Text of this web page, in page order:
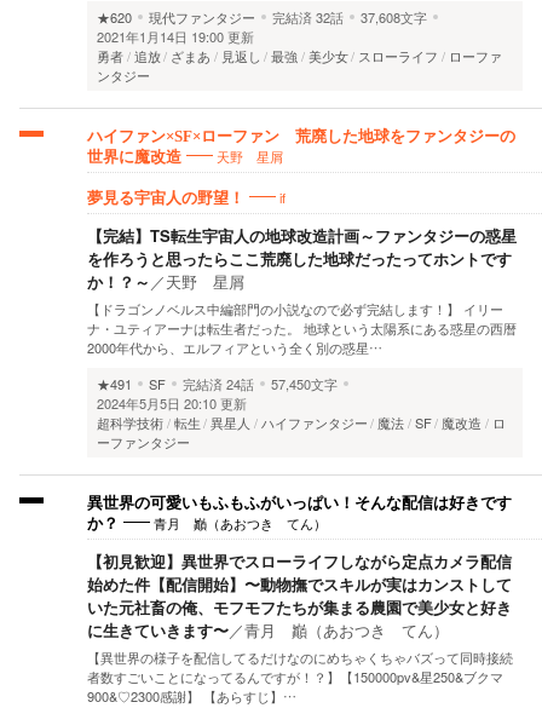
★620
現代ファンタジー 完結済32話
37,608文字
2021年1月14日 19:00 更新
勇者 追放 ざまあ 見返し 最強 美少女 スローライフ
ローファ
ンタジー
ハイファン×SF×ローファン 荒廃した地球をファンタジーの
世界に魔改造
天野 星屑
夢見る宇宙人の野望！ if
【完結】TS転生宇宙人の地球改造計画～ファンタジーの惑星
を作ろうと思ったらここ荒廃した地球だったってホントです
か！？～ ／天野 星屑
【ドラゴンノベルス中編部門の小説なので必ず完結します！】 イリー
ナ・ユティアーナは転生者だった。 地球という太陽系にある惑星の西暦
2000年代から、エルフィアという全く別の惑星…
★491
SF 完結済24話
57,450文字
2024年5月5日 20:10 更新
超科学技術 転生 異星人 ハイファンタジー 魔法 SF 魔改造
ロ
ーファンタジー
異世界の可愛いもふもふがいっぱい！そんな配信は好きです
か？
青月 巓（あおつき てん）
【初見歓迎】異世界でスローライフしながら定点カメラ配信
始めた件【配信開始】〜動物撫でスキルが実はカンストして
いた元社畜の俺、モフモフたちが集まる農園で美少女と好き
に生きていきます〜／青月 巓（あおつき てん）
【異世界の様子を配信してるだけなのにめちゃくちゃバズって同時接続
者数すごいことになってるんですが！？】【150000pv&星250&ブクマ
900&♡2300感謝】 【あらすじ】…